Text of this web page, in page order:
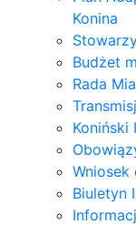
Konina
Budżet
Rada
Biuletyn